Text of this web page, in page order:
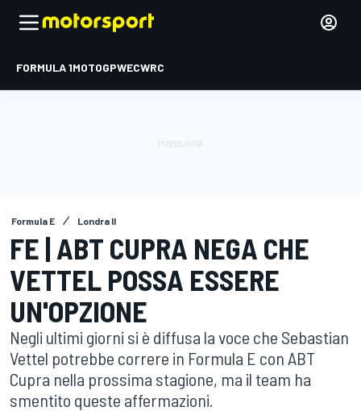
FORMULA 1MOTOGPWECWRC
Formula E Londra II
FE | ABT CUPRA NEGA CHE
VETTEL POSSA ESSERE
UN'OPZIONE
Negli ultimi giorni si è diffusa la voce che Sebastian
Vettel potrebbe correre in Formula E con ABT
Cupra nella prossima stagione, ma il team ha
smentito queste affermazioni.